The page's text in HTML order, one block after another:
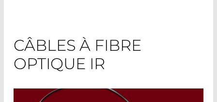
CÂBLES À FIBRE
OPTIQUE IR